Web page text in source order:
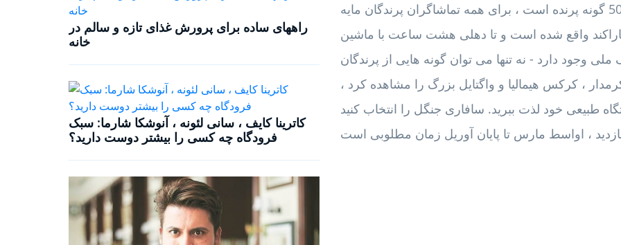
راههای ساده برای پرورش غذای تازه و سالم در
خانه
کاترینا کایف ، سانی لئونه ، آنوشکا شارما: سبک
فرودگاه چه کسی را بیشتر دوست دارید؟
پارک ملی جیم کوربت ، که دارای بیش از 500 گونه پرنده است ، برای همه تماشاگران پرندگان مایه
واقع شده است و تا دهلی هشت ساعت با ماشین
ملی وجود دارد - نه تنها می توان گونه هایی از پرندگان
، کرکس هیمالیا و واگتایل بزرگ را مشاهده کرد ،
طبیعی خود لذت ببرید. سافاری جنگل را انتخاب کنید